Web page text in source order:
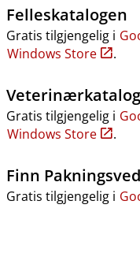
Felleskatalogen
Gratis tilgjengelig i
Windows Store
.
Gratis tilgjengelig i
Windows Store
.
Finn
Gratis tilgjengelig i